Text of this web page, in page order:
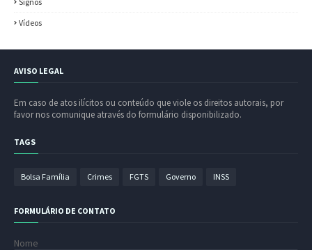
Vídeos
AVISO LEGAL
Em caso de atos ilícitos ou conteúdo que viole os direitos autorais, por
favor nos comunique através do formulário disponibilizado.
TAGS
Bolsa Família Crimes FGTS Governo INSS
FORMULÁRIO DE CONTATO
Nome